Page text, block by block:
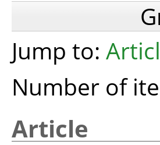
Jump to:
Number of
Article